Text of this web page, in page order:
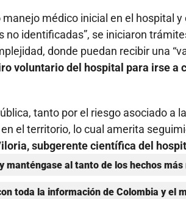
médico inicial en el hospital y
identificadas”, se iniciaron
donde puedan recibir una
voluntario del hospital para irse a
tanto por el riesgo asociado a
el territorio, lo cual amerita
subgerente científica del
manténgase al tanto de los hechos
toda la información de Colombia y el